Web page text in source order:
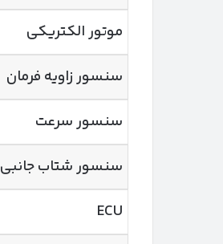
موتور الکتریکی
سنسور زاویه فرمان
سنسور سرعت
سنسور شتاب جانبی
ECU